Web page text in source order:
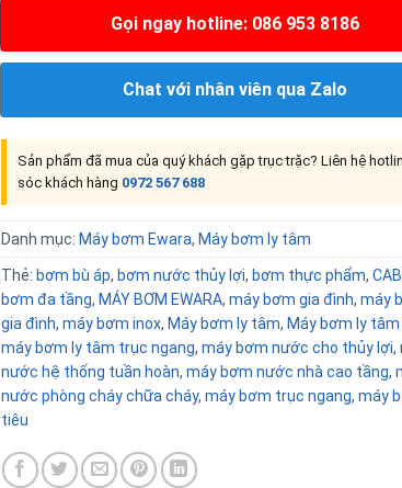
Gọi ngay hotline: 086 953 8186
Chat với nhân viên qua Zalo
Sản phẩm đã mua của quý khách gặp trục trặc? Liên hệ
sóc khách hàng 0972 567 688
Danh mục: Máy bơm Ewara, Máy bơm ly tâm
Thẻ: bơm bù áp, bơm nước thủy lợi, bơm thực phẩm,
bơm đa tầng, MÁY BƠM EWARA, máy bơm gia đình, máy
gia đình, máy bơm inox, Máy bơm ly tâm, Máy bơm ly tâm
máy bơm ly tâm trục ngang, máy bơm nước cho thủy lợi,
nước hệ thống tuần hoàn, máy bơm nước nhà cao tầng,
nước phòng cháy chữa cháy, máy bơm trục ngang, máy
tiêu